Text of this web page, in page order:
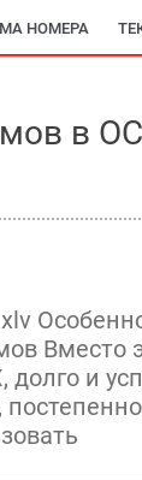
НОМЕРА
в
Вместо
долго и